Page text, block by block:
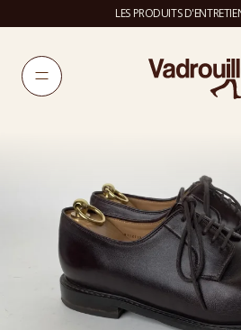
LES PRODUITS